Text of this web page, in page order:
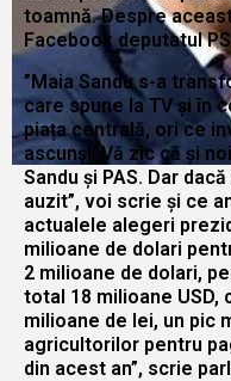
toamnă. Despre
Facebook deputatul
”Maia Sandu s-a
care spune la TV și în
piața centrală, ori ce
ascunși. Vă zic că și
Sandu și PAS. Dar
auzit”, voi scrie și ce
actualele alegeri
milioane de dolari
2 milioane de dolari,
total 18 milioane USD,
milioane de lei, un pic
agricultorilor pentru
din acest an”, scrie